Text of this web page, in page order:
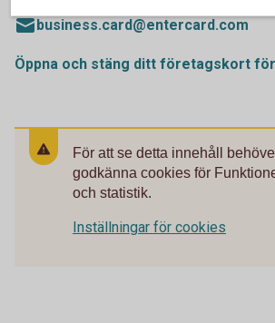
business.card@entercard.com
Öppna och stäng ditt företagskort för
För att se detta innehåll
godkänna cookies för
och statistik.
Inställningar för cookies